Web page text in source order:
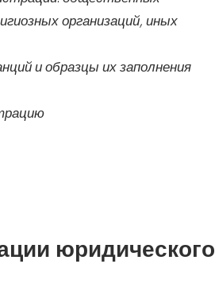
организаций, иных
и образцы их заполнения
юридического